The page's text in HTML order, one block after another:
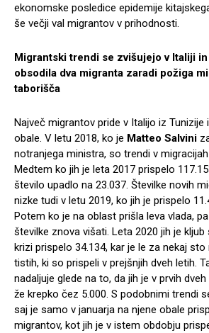
ekonomske posledice epidemije
še večji val migrantov v prihodnosti.
Migrantski trendi se zvišujejo v Italiji
obsodila dva migranta zaradi požiga
taborišča
Največ migrantov pride v Italijo iz Tunizije
obale. V letu 2018, ko je Matteo Salvini
notranjega ministra, so trendi v migracijah
Medtem ko jih je leta 2017 prispelo
število upadlo na 23.037. Številke novih
nizke tudi v letu 2019, ko jih je prispelo
Potem ko je na oblast prišla leva vlada,
številke znova višati. Leta 2020 jih je
krizi prispelo 34.134, kar je le za nekaj
tistih, ki so prispeli v prejšnjih dveh letih.
nadaljuje glede na to, da jih je v prvih
že krepko čez 5.000. S podobnimi trendi
saj je samo v januarja na njene obale
migrantov, kot jih je v istem obdobju